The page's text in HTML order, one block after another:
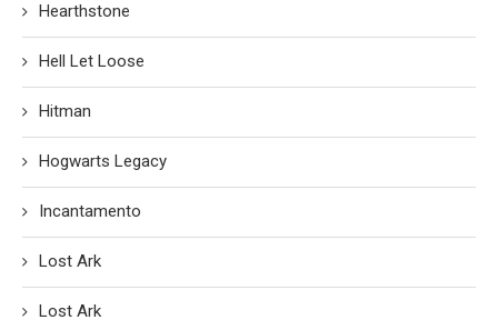
Hearthstone
Hell Let Loose
Hitman
Hogwarts Legacy
Incantamento
Lost Ark
Lost Ark